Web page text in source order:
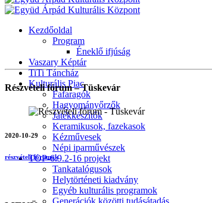
Kezdőoldal
Program
Éneklő ifjúság
Vaszary Képtár
TiTi Táncház
Kulturális Piac
Fafaragók
Hagyományőrzők
Játékkészítők
Keramikusok, fazekasok
Kézművesek
Népi iparművészek
TOP-6.9.2-16 projekt
Tankatalógusok
Helytörténeti kiadvány
Egyéb kulturális programok
Generációk közötti tudásátadás
Részvételi fórum – Tüskevár
2020-10-29
részvételi fórumok